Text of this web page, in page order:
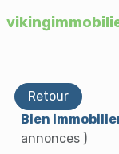
Retour
Bien
annonces )